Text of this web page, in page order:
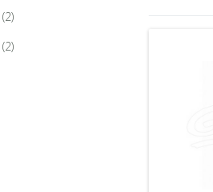
(2)
(2)